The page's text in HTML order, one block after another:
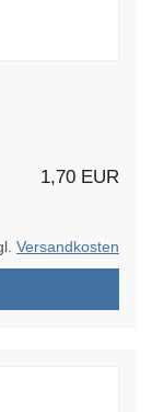
1,70 EUR
Versandkosten